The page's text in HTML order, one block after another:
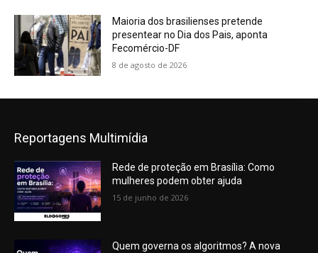
Maioria dos brasilienses pretende
presentear no Dia dos Pais, aponta
Fecomércio-DF
8 de agosto de 2026
Reportagens Multimídia
Rede de proteção em Brasília: Como
mulheres podem obter ajuda
15 de junho de 2026
Quem governa os algoritmos? A nova